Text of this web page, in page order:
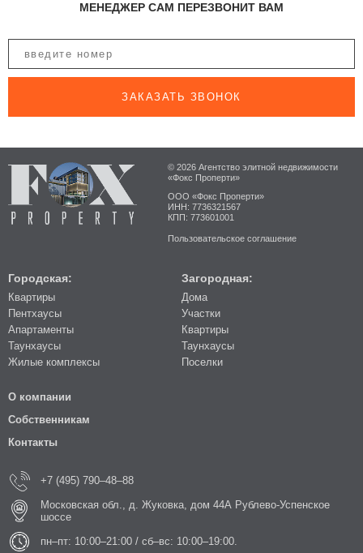
МЕНЕДЖЕР САМ ПЕРЕЗВОНИТ ВАМ
ЗАКАЗАТЬ ЗВОНОК
© 2026 Агентство элитной недвижимости
«Фокс Проперти»
ООО «Фокс Проперти»
ИНН: 7736321567
КПП: 773601001
Пользовательское соглашение
Городская:
Квартиры
Пентхаусы
Апартаменты
Таунхаусы
Жилые комплексы
Загородная:
Дома
Участки
Квартиры
Таунхаусы
Поселки
О компании
Собственникам
Контакты
+7 (495) 790–48–88
Московская обл., д. Жуковка, дом 44А Рублево-Успенское
шоссе
пн–пт: 10:00–21:00 / сб–вс: 10:00–19:00.